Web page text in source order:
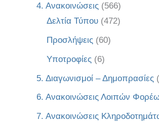
4. Ανακοινώσεις (566)
Δελτία Τύπου (472)
Προσλήψεις (60)
Υποτροφίες (6)
5. Διαγωνισμοί – Δημοπρασίες
6. Ανακοινώσεις Λοιπών
7. Ανακοινώσεις